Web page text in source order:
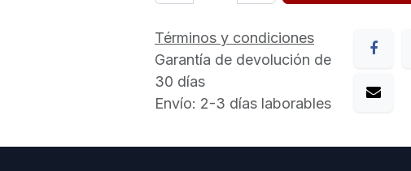
Términos y condiciones
Garantía de devolución de
30 días
Envío: 2-3 días laborables